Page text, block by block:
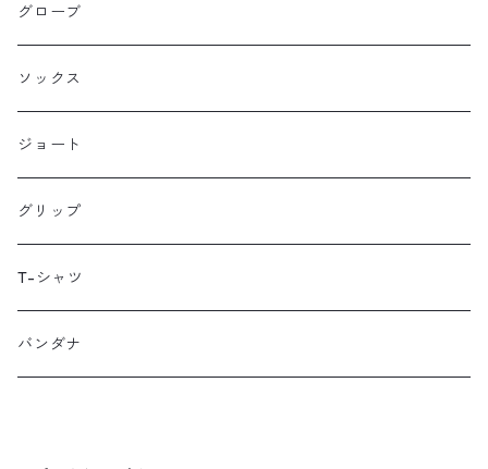
HANDUP
HMPL
Loophole Bags
Lords Luggage
LUGS NOT DRUGS
MECHANIX WEAR
グローブ
ソックス
ジョート
グリップ
T-シャツ
バンダナ